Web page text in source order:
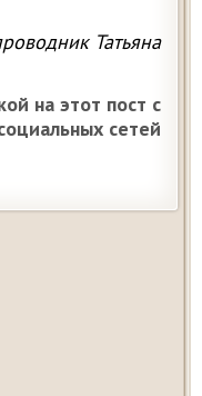
Татьяна
на этот пост с
сетей